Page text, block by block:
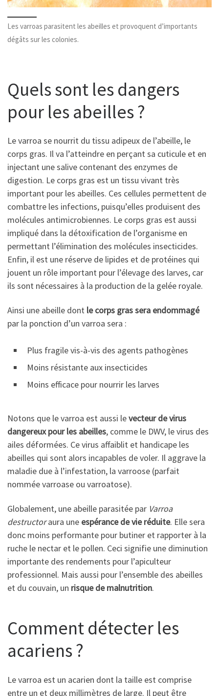
Les varroas parasitent les abeilles et provoquent d’importants
dégâts sur les colonies.
Quels sont les dangers
pour les abeilles ?
Le varroa se nourrit du tissu adipeux de l’abeille, le
corps gras. Il va l’atteindre en perçant sa cuticule et en
injectant une salive contenant des enzymes de
digestion. Le corps gras est un tissu vivant très
important pour les abeilles. Ces cellules permettent de
combattre les infections, puisqu’elles produisent des
molécules antimicrobiennes. Le corps gras est aussi
impliqué dans la détoxification de l’organisme en
permettant l’élimination des molécules insecticides.
Enfin, il est une réserve de lipides et de protéines qui
jouent un rôle important pour l’élevage des larves, car
ils sont nécessaires à la production de la gelée royale.
Ainsi une abeille dont le corps gras sera endommagé
par la ponction d’un varroa sera :
Plus fragile vis-à-vis des agents pathogènes
Moins résistante aux insecticides
Moins efficace pour nourrir les larves
Notons que le varroa est aussi levecteur de virus
dangereux pour les abeilles, comme le DWV, le virus des
ailes déformées. Ce virus affaiblit et handicape les
abeilles qui sont alors incapables de voler. Il aggrave la
maladie due à l’infestation, la varroose (parfait
nommée varroase ou varroatose).
Globalement, une abeille parasitée par Varroa
destructoraura une espérance de vie réduite. Elle sera
donc moins performante pour butiner et rapporter à la
ruche le nectar et le pollen. Ceci signifie une diminution
importante des rendements pour l’apiculteur
professionnel. Mais aussi pour l’ensemble des abeilles
et du couvain, un risque de malnutrition.
Comment détecter les
acariens ?
Le varroa est un acarien dont la taille est comprise
entre un et deux millimètres de large. Il peut être